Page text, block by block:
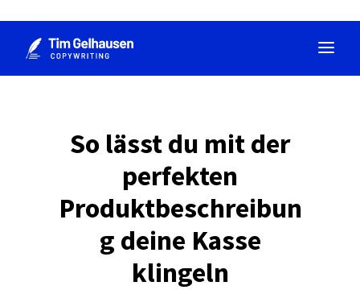
Inhalt
springen
So lässt du mit der
perfekten
Produktbeschreibun
g deine Kasse
klingeln